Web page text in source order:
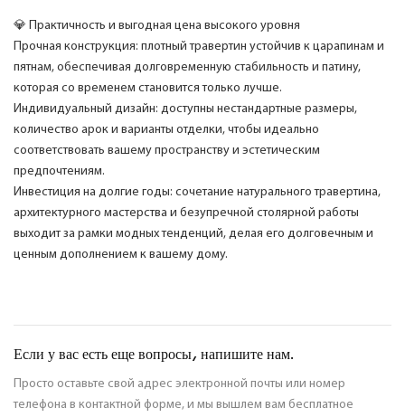
💎 Практичность и выгодная цена высокого уровня
Прочная конструкция: плотный травертин устойчив к царапинам и
пятнам, обеспечивая долговременную стабильность и патину,
которая со временем становится только лучше.
Индивидуальный дизайн: доступны нестандартные размеры,
количество арок и варианты отделки, чтобы идеально
соответствовать вашему пространству и эстетическим
предпочтениям.
Инвестиция на долгие годы: сочетание натурального травертина,
архитектурного мастерства и безупречной столярной работы
выходит за рамки модных тенденций, делая его долговечным и
ценным дополнением к вашему дому.
Если у вас есть еще вопросы, напишите нам.
Просто оставьте свой адрес электронной почты или номер
телефона в контактной форме, и мы вышлем вам бесплатное